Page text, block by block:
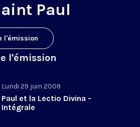
Paul
l'émission
l'émission
Lundi 29 juin 2009
Paul et la Lectio Divina -
Intégrale